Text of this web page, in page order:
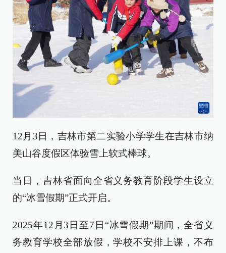
12月3日，吉林市第二实验小学学生在吉林市纳
美山谷度假区体验雪上软式棒球。
当日，吉林省面向全省义务教育阶段学生设立
的“冰雪假期”正式开启。
2025年12月3日至7日“冰雪假期”期间，全省义
务教育学校全部放假，学校不安排上课，不布